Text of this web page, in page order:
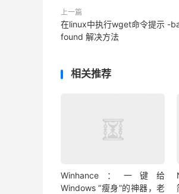
上一篇
在linux中执行wget命令提示 -
found 解决方法
相关推荐
Winhance：一键给
Windows “瘦身”的神器，老